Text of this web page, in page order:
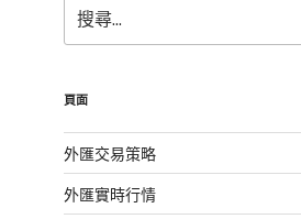
尋
關
字:
頁面
外匯交易策略
外匯實時行情